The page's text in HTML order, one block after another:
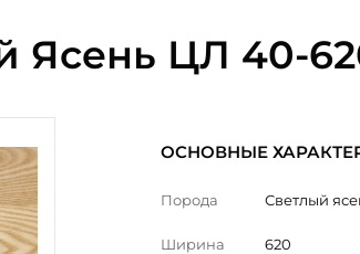
Ясень ЦЛ 40-
ОСНОВНЫЕ
Порода Светлый
Ширина 620